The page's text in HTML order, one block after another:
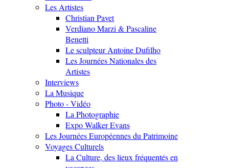
Les Artistes
Christian Pavet
Verdiano Marzi & Pascaline
Benetti
Le sculpteur Antoine Dufilho
Les Journées Nationales des
Artistes
Interviews
La Musique
Photo - Vidéo
La Photographie
Expo Walker Evans
Les Journées Européennes du Patrimoine
Voyages Culturels
La Culture, des lieux fréquentés en